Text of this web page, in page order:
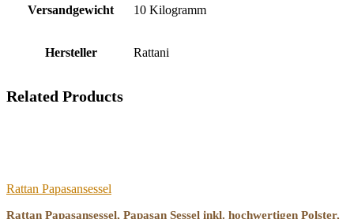
Versandgewicht ‎10 Kilogramm
Hersteller ‎Rattani
Related Products
Rattan Papasansessel
Rattan Papasansessel, Papasan Sessel inkl. hochwertigen Polster,